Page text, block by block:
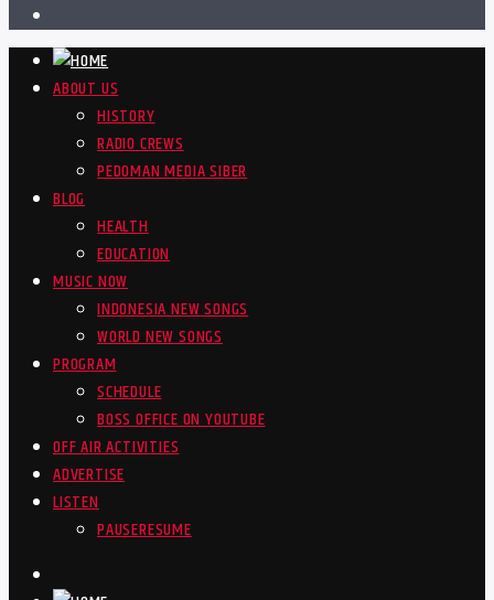
ABOUT US
HISTORY
RADIO CREWS
PEDOMAN MEDIA SIBER
BLOG
HEALTH
EDUCATION
MUSIC NOW
INDONESIA NEW SONGS
WORLD NEW SONGS
PROGRAM
SCHEDULE
BOSS OFFICE ON YOUTUBE
OFF AIR ACTIVITIES
ADVERTISE
LISTEN
PAUSERESUME